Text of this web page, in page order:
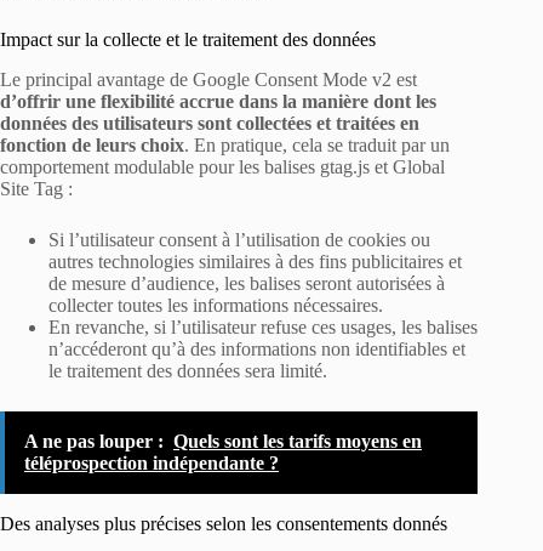
Impact sur la collecte et le traitement des données
Le principal avantage de Google Consent Mode v2 est
d’offrir une flexibilité accrue dans la manière dont les
données des utilisateurs sont collectées et traitées en
fonction de leurs choix. En pratique, cela se traduit par un
comportement modulable pour les balises gtag.js et Global
Site Tag :
Si l’utilisateur consent à l’utilisation de cookies ou
autres technologies similaires à des fins publicitaires et
de mesure d’audience, les balises seront autorisées à
collecter toutes les informations nécessaires.
En revanche, si l’utilisateur refuse ces usages, les balises
n’accéderont qu’à des informations non identifiables et
le traitement des données sera limité.
A ne pas louper : Quels sont les tarifs moyens en
téléprospection indépendante ?
Des analyses plus précises selon les consentements donnés